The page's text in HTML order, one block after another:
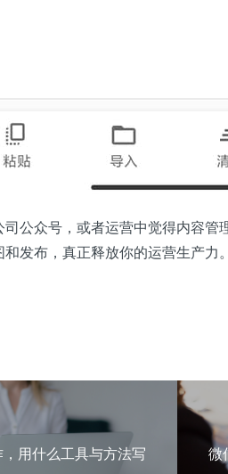
公众号，或者运营中觉得内容
发布，真正释放你的运营生产力。
用什么工具与方法写
微